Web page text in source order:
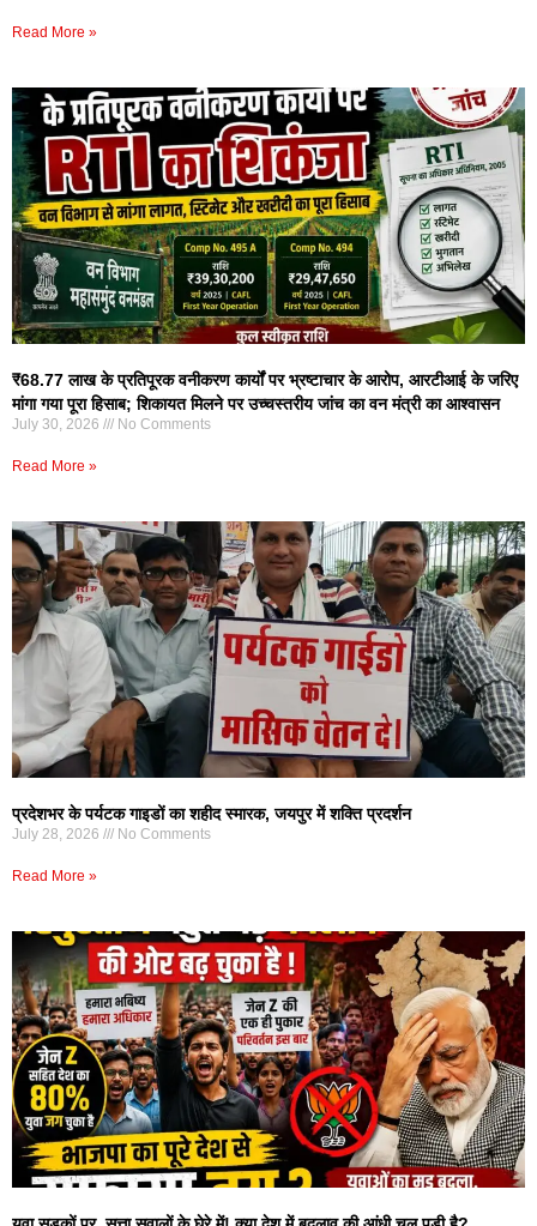
Read More »
₹68.77 लाख के प्रतिपूरक वनीकरण कार्यों पर भ्रष्टाचार के आरोप, आरटीआई के जरिए
मांगा गया पूरा हिसाब; शिकायत मिलने पर उच्चस्तरीय जांच का वन मंत्री का आश्वासन
July 30, 2026 No Comments
Read More »
प्रदेशभर के पर्यटक गाइडों का शहीद स्मारक, जयपुर में शक्ति प्रदर्शन
July 28, 2026 No Comments
Read More »